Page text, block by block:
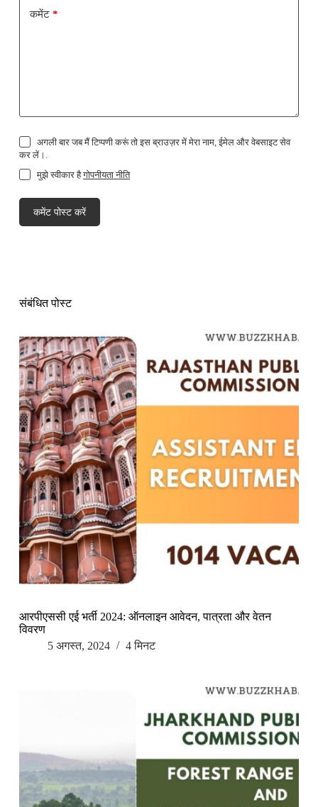
कमेंट*
अगली बार जब मैं टिप्पणी करूं तो इस ब्राउज़र में मेरा नाम, ईमेल और वेबसाइट सेव
कर लें।.
मुझे स्वीकार हैगोपनीयता नीति
कमेंट पोस्ट करें
संबंधित पोस्ट
आरपीएससी एई भर्ती 2024: ऑनलाइन आवेदन, पात्रता और वेतन
विवरण
5 अगस्त, 2024
4 मिनट